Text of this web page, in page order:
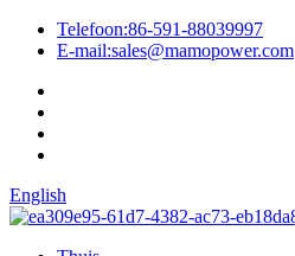
Telefoon:86-591-88039997
E-mail:sales@mamopower.com
English